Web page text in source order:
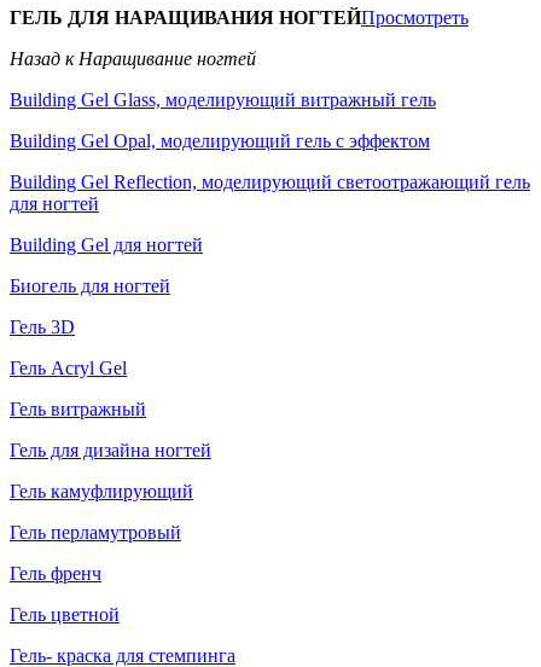
ГЕЛЬ ДЛЯ НАРАЩИВАНИЯ НОГТЕЙПросмотреть
Назад к Наращивание ногтей
Building Gel Glass, моделирующий витражный гель
Building Gel Opal, моделирующий гель с эффектом
Building Gel Reflection, моделирующий светоотражающий гель
для ногтей
Building Gel для ногтей
Биогель для ногтей
Гель 3D
Гель Acryl Gel
Гель витражный
Гель для дизайна ногтей
Гель камуфлирующий
Гель перламутровый
Гель френч
Гель цветной
Гель- краска для стемпинга